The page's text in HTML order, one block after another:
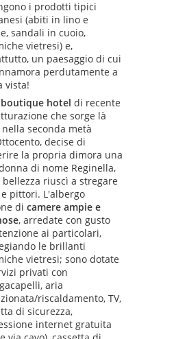
i prodotti tipici
(abiti in lino e
sandali in cuoio,
vietresi) e,
un paesaggio di cui
perdutamente a
vista!
boutique hotel di recente
che sorge là
nella seconda metà
decise di
la propria dimora una
di nome Reginella,
riuscì a stregare
pittori. L'albergo
di camere ampie e
, arredate con gusto
ai particolari,
le brillanti
vietresi; sono dotate
privati con
aria
riscaldamento, TV,
di sicurezza,
internet gratuita